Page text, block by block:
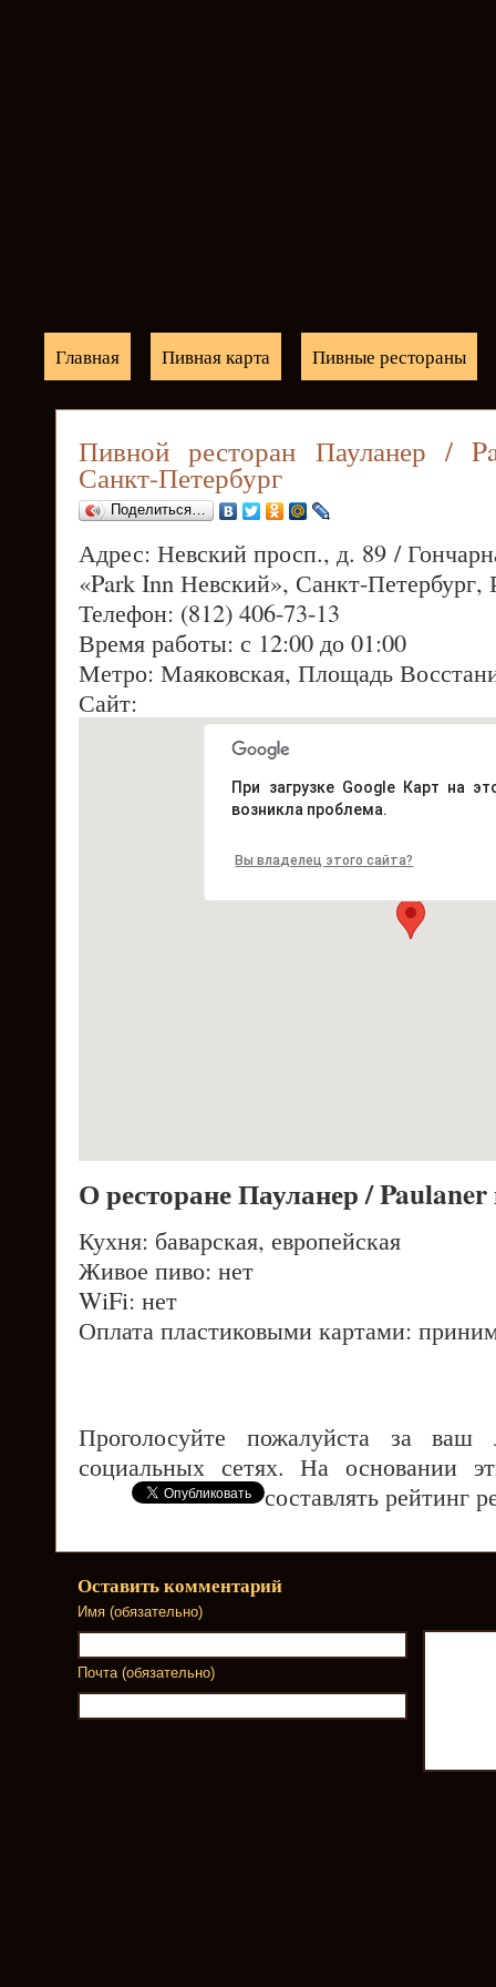
Главная Пивная карта Пивные рестораны
Пивной ресторан Пауланер /
Санкт-Петербург
Поделиться…
Адрес: Невский просп., д. 89 /
«Park Inn Невский», Санкт-Петербург,
Телефон: (812) 406-73-13
Время работы: с 12:00 до 01:00
Метро: Маяковская, Площадь
Сайт:
При загрузке Google Карт на
возникла проблема.
Вы владелец этого сайта?
О ресторане Пауланер /
Кухня: баварская, европейская
Живое пиво: нет
WiFi: нет
Оплата пластиковыми картами:
Проголосуйте пожалуйста за
социальных сетях. На основании
составлять рейтинг
Оставить комментарий
Имя (обязательно)
Почта (обязательно)